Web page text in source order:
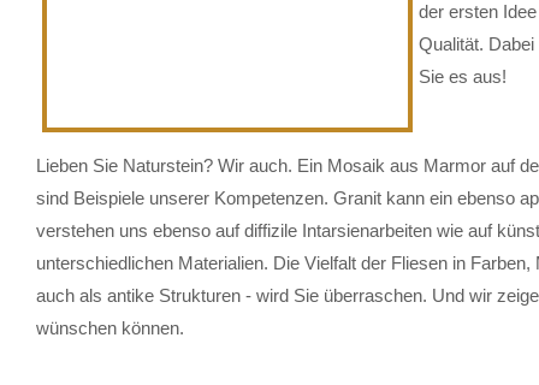
der ersten
Qualität.
Sie es aus!
Lieben Sie Naturstein? Wir auch. Ein Mosaik aus Marmor auf
sind Beispiele unserer Kompetenzen. Granit kann ein ebenso
verstehen uns ebenso auf diffizile Intarsienarbeiten wie auf
unterschiedlichen Materialien. Die Vielfalt der Fliesen in
auch als antike Strukturen - wird Sie überraschen. Und wir
wünschen können.